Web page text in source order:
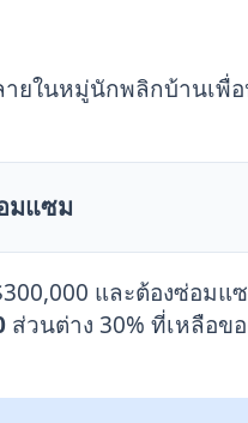
ยในหมู่นักพลิกบ้านเพื่
มแซม
และต้องซ่อม
ส่วนต่าง 30% ที่เหลือข